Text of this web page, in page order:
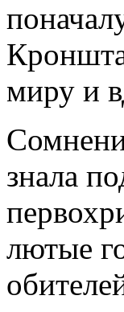
миру и
знала
лютые